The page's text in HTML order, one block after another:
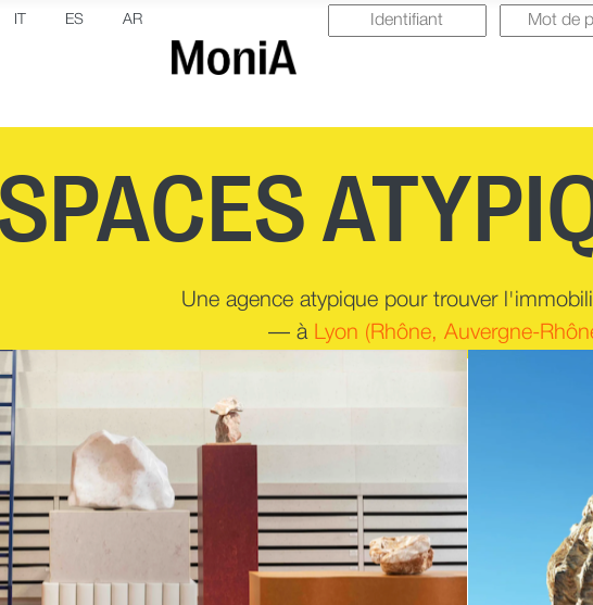
ES AR
Une agence atypique pour trouver
— à Lyon (Rhône, Auvergne-